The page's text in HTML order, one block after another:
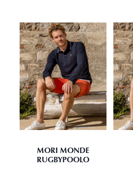
MORI MONDE
RUGBYPOOLO